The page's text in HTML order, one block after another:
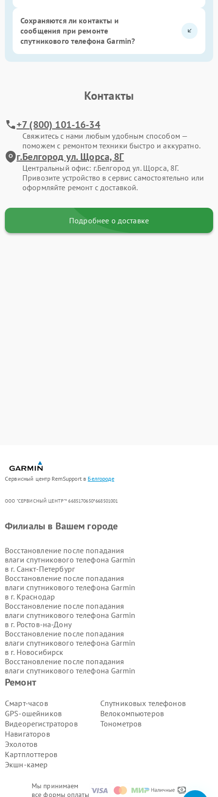
Сохраняются ли контакты и
сообщения при ремонте
спутникового телефона Garmin?
Контакты
+7 (800) 101-16-34
Свяжитесь с нами любым удобным способом —
поможем с ремонтом техники быстро и аккуратно.
г.Белгород ул. Щорса, 8Г
Центральный офис: г.Белгород ул. Щорса, 8Г.
Привозите устройство в сервис самостоятельно или
оформляйте ремонт с доставкой.
Подробнее о доставке
Сервисный центр RemSupport в Белгороде
ООО "СЕРВИСНЫЙ ЦЕНТР"* 6685170650*668501001
Мы принимаем
все формы оплаты
Ремонт
Смарт-часов
GPS-ошейников
Видеорегистраторов
Навигаторов
Эхолотов
Картплоттеров
Экшн-камер
Спутниковых телефонов
Велокомпьютеров
Тонометров
Филиалы в Вашем городе
Восстановление после попадания
влаги спутникового телефона Garmin
в г. Санкт-Петербург
Восстановление после попадания
влаги спутникового телефона Garmin
в г. Краснодар
Восстановление после попадания
влаги спутникового телефона Garmin
в г. Ростов-на-Дону
Восстановление после попадания
влаги спутникового телефона Garmin
в г. Новосибирск
Восстановление после попадания
влаги спутникового телефона Garmin
в г.Екатеринбург
Восстановление после попадания
в г.Казань
Восстановление после попадания
влаги спутникового телефона Garmin
в г.Воронеж
Восстановление после попадания
влаги спутникового телефона Garmin
в г.Волгоград
Восстановление после попадания
влаги спутникового телефона Garmin
Самара